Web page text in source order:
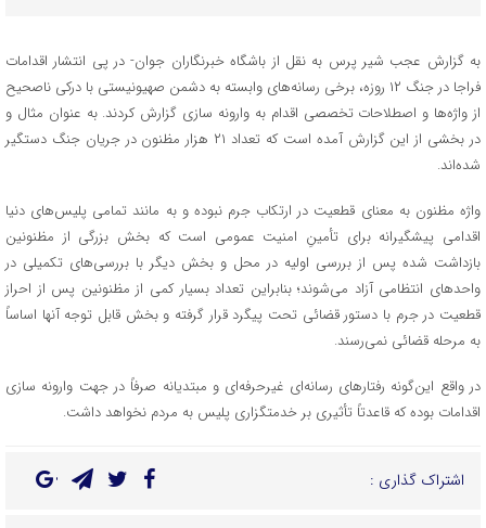
به گزارش عجب شیر پرس به نقل از باشگاه خبرنگاران جوان- در پی انتشار اقدامات
فراجا در جنگ ۱۲ روزه، برخی رسانه‌های وابسته به دشمن صهیونیستی با درکی ناصحیح
از واژه‌ها و اصطلاحات تخصصی اقدام به وارونه سازی گزارش کردند. به عنوان مثال و
در بخشی از این گزارش آمده است که تعداد ۲۱ هزار مظنون در جریان جنگ دستگیر
شده‌اند.
واژه مظنون به معنای قطعیت در ارتکاب جرم نبوده و به مانند تمامی پلیس‌های دنیا
اقدامی پیشگیرانه برای تأمینِ امنیت عمومی است که بخش بزرگی از مظنونین
بازداشت شده پس از بررسی اولیه در محل و بخش دیگر با بررسی‌های تکمیلی در
واحد‌های انتظامی آزاد می‌شوند؛ بنابراین تعداد بسیار کمی از مظنونین پس از احراز
قطعیت در جرم با دستور قضائی تحت پیگرد قرار گرفته و بخش قابل توجه آنها اساساً
به مرحله قضائی نمی‌رسند.
در واقع این‌گونه رفتار‌های رسانه‌ای غیرحرفه‌ای و مبتدیانه صرفاً در جهت وارونه سازی
اقدامات بوده که قاعدتاً تأثیری بر خدمتگزاری پلیس به مردم نخواهد داشت.
اشتراک گذاری :